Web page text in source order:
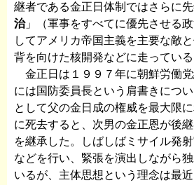
継者である金正日体制ではさらに先
治」（軍事をすべてに優先させる
してアメリカ帝国主義を主要な敵
背を向けた核開発などに走っている
金正日は１９９７年に朝鮮労働
には国防委員長という肩書きにつ
として父の金日成の権威を最大限
に死去すると、次男の金正恩が後
を継承した。しばしばミサイル発
などを行い、緊張を演出しながら
いるが、主体思想という理念は最